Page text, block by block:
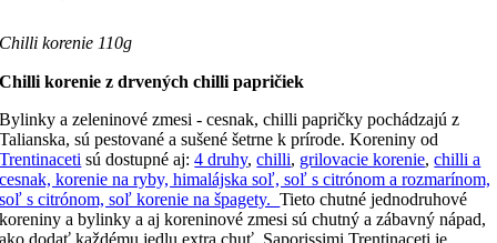
Chilli korenie 110g
Chilli korenie z drvených chilli papričiek
Bylinky a zeleninové zmesi - cesnak, chilli papričky pochádzajú z
Talianska, sú pestované a sušené šetrne k prírode. Koreniny od
Trentinaceti sú dostupné aj:4 druhy,chilli, grilovacie korenie,chilli a
cesnak, korenie na ryby, himalájska soľ, soľ s citrónom a rozmarínom,
soľ s citrónom, soľ korenie na špagety.Tieto chutné jednodruhové
koreniny a bylinky a aj koreninové zmesi sú chutný a zábavný nápad,